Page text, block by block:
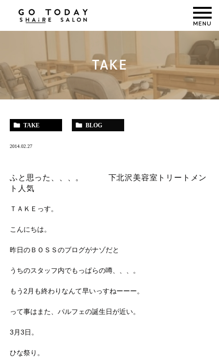
MENU
TAKE
TAKE BLOG
2014.02.27
ふと思った、、、。 下北沢美容室トリートメン
ト人気
ＴＡＫＥっす。
こんにちは。
昨日のＢＯＳＳのブログがナゾだと
うちのスタッフ内でもっぱらの噂、、、。
もう2月も終わりなんて早いっすねーーー。
って事はまた、パルフェの誕生日が近い。
3月3日。
ひな祭り。